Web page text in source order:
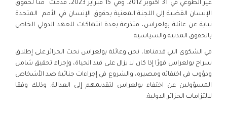
غير الطوعي في 31 أكتوبر 2012. وفي 15 فبراير 2023، قدمت منّا لحقوق
الإنسان القضية إلى اللجنة المعنية بحقوق الإنسان في الأمم المتحدة
نيابة عن عائلة بولعراس، متذرعة بعدة انتهاكات للعهد الدولي الخاص
بالحقوق المدنية والسياسية.
في الشكوى التي قدمناها، نحن وعائلة بولعراس نحث الجزائر على إطلاق
سراح بولعراس فورًا إذا كان لا يزال على قيد الحياة، وإجراء تحقيق شامل
ودؤوب في اختفائه ومصيره، والشروع في إجراءات جنائية ضد الأشخاص
المسؤولين عن اختفاء بولعراس لتقديمهم إلى العدالة. وذلك وفقا
لالتزامات الجزائر الدولية.